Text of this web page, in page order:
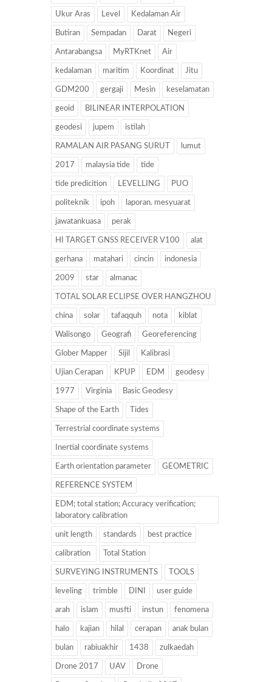
Ukur Aras Level Kedalaman Air
Butiran Sempadan Darat Negeri
Antarabangsa MyRTKnet Air
kedalaman maritim Koordinat Jitu
GDM200 gergaji Mesin keselamatan
geoid BILINEAR INTERPOLATION
geodesi jupem istilah
RAMALAN AIR PASANG SURUT lumut
2017 malaysia tide tide
tide predicition LEVELLING PUO
politeknik ipoh laporan. mesyuarat
jawatankuasa perak
HI TARGET GNSS RECEIVER V100 alat
gerhana matahari cincin indonesia
2009 star almanac
TOTAL SOLAR ECLIPSE OVER HANGZHOU
china solar tafaqquh nota kiblat
Walisongo Geografi Georeferencing
Glober Mapper Sijil Kalibrasi
Ujian Cerapan KPUP EDM geodesy
1977 Virginia Basic Geodesy
Shape of the Earth Tides
Terrestrial coordinate systems
Inertial coordinate systems
Earth orientation parameter GEOMETRIC
REFERENCE SYSTEM
EDM; total station; Accuracy verification;
laboratory calibration
unit length standards best practice
calibration Total Station
SURVEYING INSTRUMENTS TOOLS
leveling trimble DINI user guide
arah islam musfti instun fenomena
halo kajian hilal cerapan anak bulan
bulan rabiuakhir 1438 zulkaedah
Drone 2017 UAV Drone